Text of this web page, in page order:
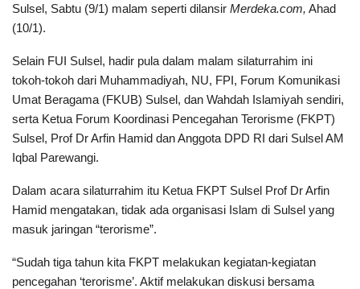
Sulsel, Sabtu (9/1) malam seperti dilansir Merdeka.com, Ahad
(10/1).
Selain FUI Sulsel, hadir pula dalam malam silaturrahim ini
tokoh-tokoh dari Muhammadiyah, NU, FPI, Forum Komunikasi
Umat Beragama (FKUB) Sulsel, dan Wahdah Islamiyah sendiri,
serta Ketua Forum Koordinasi Pencegahan Terorisme (FKPT)
Sulsel, Prof Dr Arfin Hamid dan Anggota DPD RI dari Sulsel AM
Iqbal Parewangi.
Dalam acara silaturrahim itu Ketua FKPT Sulsel Prof Dr Arfin
Hamid mengatakan, tidak ada organisasi Islam di Sulsel yang
masuk jaringan “terorisme”.
“Sudah tiga tahun kita FKPT melakukan kegiatan-kegiatan
pencegahan ‘terorisme’. Aktif melakukan diskusi bersama